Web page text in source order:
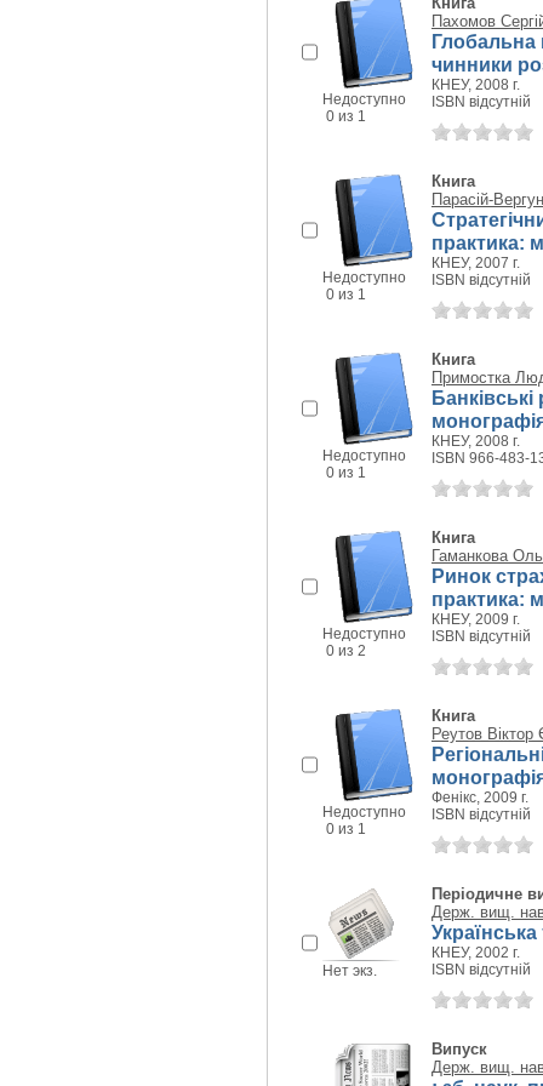
Недоступно
0 из 1
Пахомов
Глобальна
чинники
КНЕУ, 2008 г.
ISBN відсутній
Недоступно
0 из 1
Книга
Парасій-
практика:
КНЕУ, 2007 г.
ISBN відсутній
Недоступно
0 из 1
Книга
Примостка
КНЕУ, 2008 г.
ISBN 966-483-
Недоступно
0 из 2
Книга
Гаманкова
Ринок
практика:
КНЕУ, 2009 г.
ISBN відсутній
Недоступно
0 из 1
Книга
Реутов Віктор
Фенікс, 2009 г.
ISBN відсутній
Нет экз.
Періодичне
Держ. вищ.
Українська
КНЕУ, 2002 г.
ISBN відсутній
Випуск
Держ. вищ.